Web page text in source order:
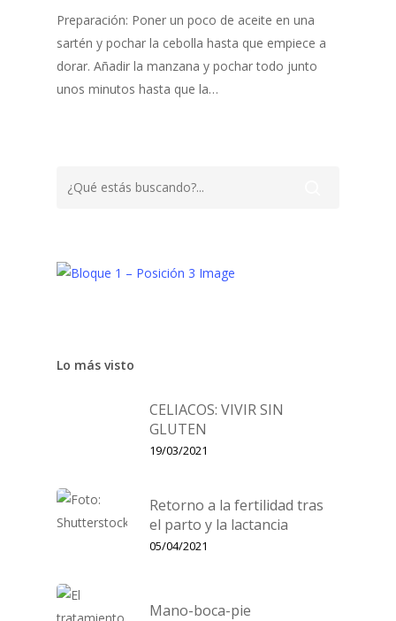
Preparación: Poner un poco de aceite en una
sartén y pochar la cebolla hasta que empiece a
dorar. Añadir la manzana y pochar todo junto
unos minutos hasta que la…
Lo más visto
CELIACOS: VIVIR SIN
GLUTEN
19/03/2021
Retorno a la fertilidad tras
el parto y la lactancia
05/04/2021
Mano-boca-pie